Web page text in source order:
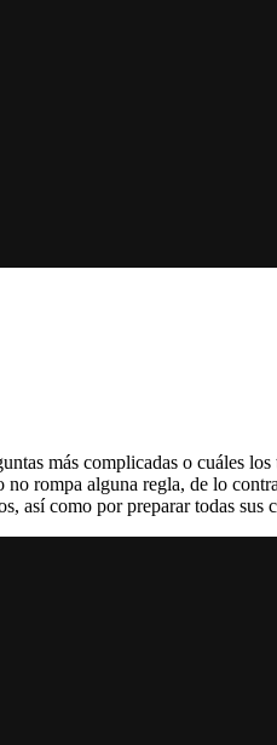
más complicadas o cuáles
rompa alguna regla, de lo
así como por preparar todas